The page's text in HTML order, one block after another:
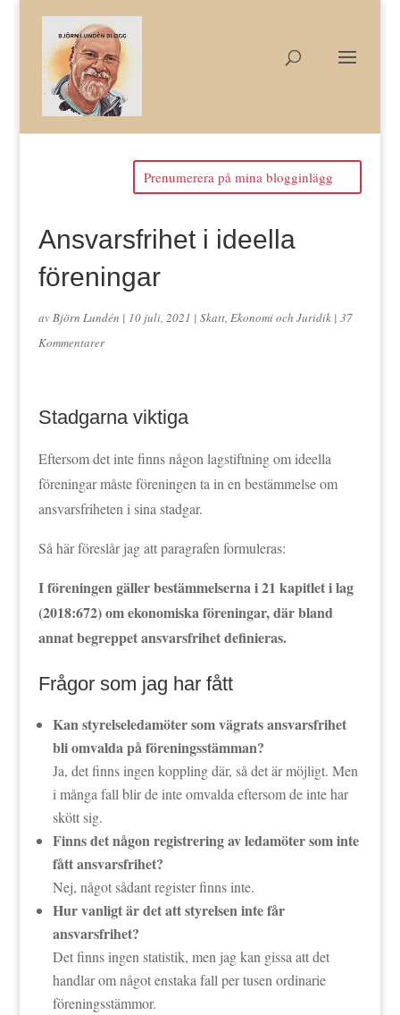
Prenumerera på mina blogginlägg
Ansvarsfrihet i ideella
föreningar
avBjörn Lundén | 10 juli, 2021 | Skatt, Ekonomi och Juridik| 37
Kommentarer
Stadgarna viktiga
Eftersom det inte finns någon lagstiftning om ideella
föreningar måste föreningen ta in en bestämmelse om
ansvarsfriheten i sina stadgar.
Så här föreslår jag att paragrafen formuleras:
I föreningen gäller bestämmelserna i 21 kapitlet i lag
(2018:672) om ekonomiska föreningar, där bland
annat begreppet ansvarsfrihet definieras.
Frågor som jag har fått
Kan styrelseledamöter som vägrats ansvarsfrihet
bli omvalda på föreningsstämman?
Ja, det finns ingen koppling där, så det är möjligt. Men
i många fall blir de inte omvalda eftersom de inte har
skött sig.
Finns det någon registrering av ledamöter som inte
fått ansvarsfrihet?
Nej, något sådant register finns inte.
Hur vanligt är det att styrelsen inte får
ansvarsfrihet?
Det finns ingen statistik, men jag kan gissa att det
handlar om något enstaka fall per tusen ordinarie
föreningsstämmor.